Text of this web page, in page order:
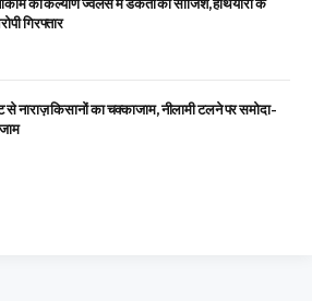
की कल्याण ज्वेलर्स में डकैती की साजिश, हथियारों के
गिरफ्तार
नाराज़ किसानों का चक्काजाम, नीलामी टलने पर समोदा-